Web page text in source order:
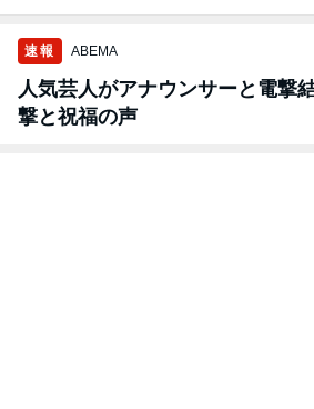
速報 ABEMA
人気芸人がアナウンサーと電撃
撃と祝福の声